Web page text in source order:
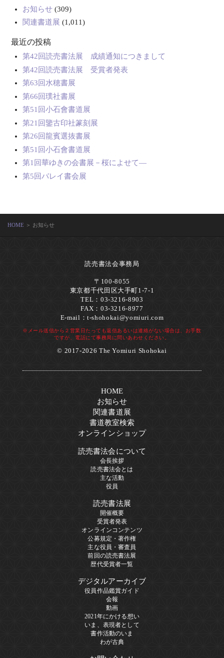
お知らせ(309)
関連書道展 (1,011)
最近の投稿
第42回読売書法展 成績通知につきまして
第42回読売書法展 受賞者発表
第63回水穂書展
第66回璞社書展
第51回小石會書道展
第21回鑒古印社篆刻展
第26回龍賓選抜書展
第51回小石會書道展
第1回華ゆきの会書展－桜によせて―
第5回バレイ書会展
HOME ＞ お知らせ
読売書法会事務局
〒100-8055
東京都千代田区大手町1-7-1
TEL：03-3216-8903
FAX：03-3216-8977
E-mail：t-shohokai@yomiuri.com
※メール送信から２営業日たっても返信あるいは連絡がない場合は、お手数
ですが、電話にて事務局に問いあわせください。
© 2017-2026 The Yomiuri Shohokai
HOME
お知らせ
関連書道展
書道教室検索
オンラインショップ
読売書法会について
会長挨拶
読売書法会とは
主な活動
役員
読売書法展
開催概要
受賞者発表
オンラインコンテンツ
公募規定・著作権
主な役員・審査員
前回の読売書法展
歴代受賞者一覧
デジタルアーカイブ
役員作品鑑賞ガイド
会報
動画
2021年にかける想い
いま、表現者として
書作活動のいま
わが古典